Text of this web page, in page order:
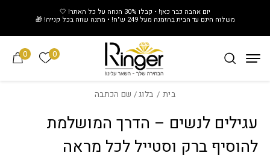
יום אהבה כבר כאן! • קבלו 30% הנחה על כל האתר! 🤍
משלוח חינם עד הבית בהזמנה מעל 249 ש"ח! • מתנה שווה בכל קנייה! 🎁
0 0 הרשימה
בית / בלוג/ שם הכתבה
עגילים לנשים – הדרך המושלמת
להוסיף ברק וסטייל לכל מראה